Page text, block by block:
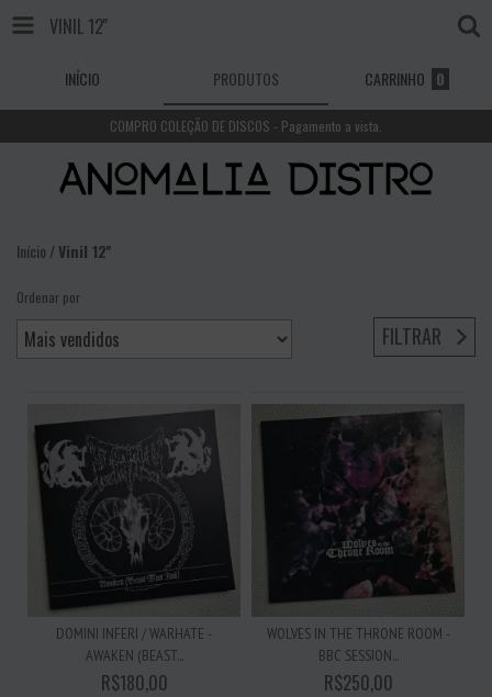
VINIL 12''
INÍCIO PRODUTOS CARRINHO 0
COMPRO COLEÇÃO DE DISCOS - Pagamento a vista.
Início /Vinil 12''
Ordenar por
FILTRAR
DOMINI INFERI / WARHATE -
AWAKEN (BEAST...
R$180,00
WOLVES IN THE THRONE ROOM -
BBC SESSION...
R$250,00